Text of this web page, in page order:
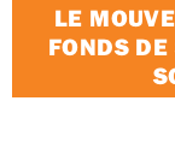
LE
FONDS